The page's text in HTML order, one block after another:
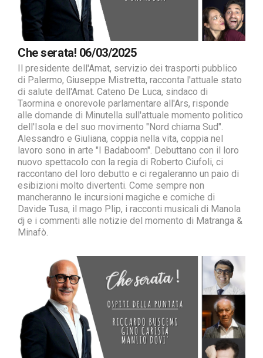
Che serata! 06/03/2025
Il presidente dell'Amat, servizio dei trasporti pubblico
di Palermo, Giuseppe Mistretta, racconta l'attuale stato
di salute dell'Amat. Cateno De Luca, sindaco di
Taormina e onorevole parlamentare all'Ars, risponde
alle domande di Minutella sull'attuale momento politico
dell'Isola e del suo movimento "Nord chiama Sud".
Alessandro e Giuliana, coppia nella vita, coppia nel
lavoro sono in arte "I Badaboom". Debuttano con il loro
nuovo spettacolo con la regia di Roberto Ciufoli, ci
raccontano del loro debutto e ci regaleranno un paio di
esibizioni molto divertenti. Come sempre non
mancheranno le incursioni magiche e comiche di
Davide Tusa, il mago Plip, i racconti musicali di Manola
dj e i commenti alle notizie del momento di Matranga &
Minafò.